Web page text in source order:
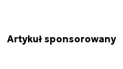
Artykuł sponsorowany